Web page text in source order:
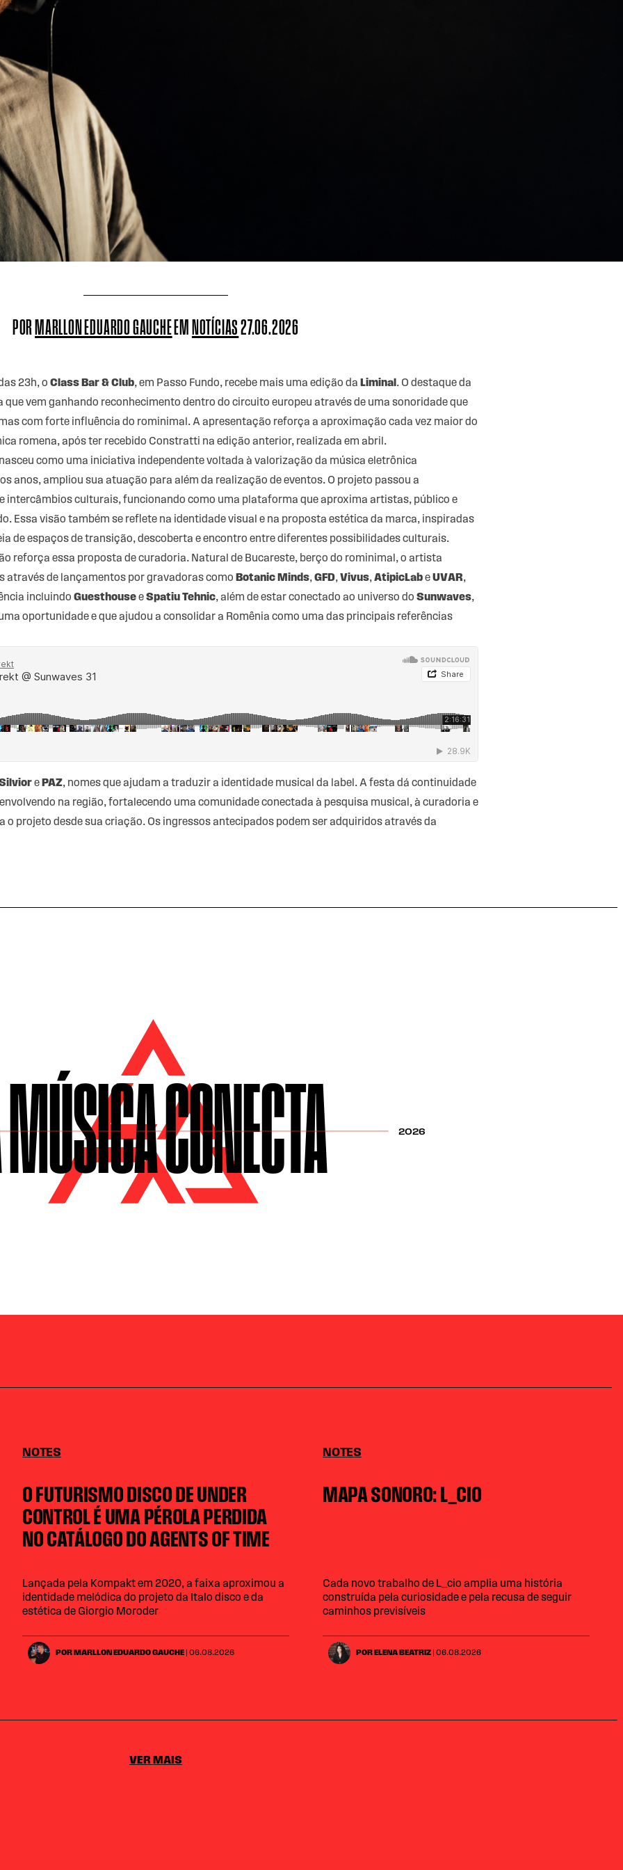
PORMARLLON EDUARDO GAUCHEEMNOTÍCIAS27.06.2026
23h, o Class Bar & Club, em Passo Fundo, recebe mais uma edição da Liminal . O destaque da
que vem ganhando reconhecimento dentro do circuito europeu através de uma sonoridade que
com forte influência do rominimal . A apresentação reforça a aproximação cada vez maior do
romena, após ter recebido Constratti na edição anterior, realizada em abril.
como uma iniciativa independente voltada à valorização da música eletrônica
anos, ampliou sua atuação para além da realização de eventos. O projeto passou a
intercâmbios culturais, funcionando como uma plataforma que aproxima artistas, público e
Essa visão também se reflete na identidade visual e na proposta estética da marca, inspiradas
de espaços de transição, descoberta e encontro entre diferentes possibilidades culturais.
reforça essa proposta de curadoria. Natural de Bucareste, berço do rominimal, o artista
através de lançamentos por gravadoras como Botanic Minds,GFD,Vivus,AtipicLabeUVAR,
incluindo GuesthouseeSpatiu Tehnic, além de estar conectado ao universo do Sunwaves,
oportunidade e que ajudou a consolidar a Romênia como uma das principais referências
e PAZ, nomes que ajudam a traduzir a identidade musical da label. A festa dá continuidade
na região, fortalecendo uma comunidade conectada à pesquisa musical, à curadoria e
projeto desde sua criação. Os ingressos antecipados podem ser adquiridos através da
CONECTA 2026
NOTES
O FUTURISMO DISCO DE UNDER
CONTROL É UMA PÉROLA PERDIDA
NO CATÁLOGO DO AGENTS OF TIME
Lançada pela Kompakt em 2020, a faixa aproximou a
identidade melódica do projeto da Italo disco e da
estética de Giorgio Moroder
POR MARLLON EDUARDO GAUCHE | 06.08.2026
NOTES
MAPA SONORO: L_CIO
Cada novo trabalho de L_cio amplia uma história
construída pela curiosidade e pela recusa de seguir
caminhos previsíveis
POR ELENA BEATRIZ | 06.08.2026
VER MAIS